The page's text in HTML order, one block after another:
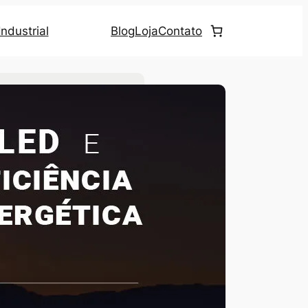
BlogLojaContato
Ultrassom
(2)